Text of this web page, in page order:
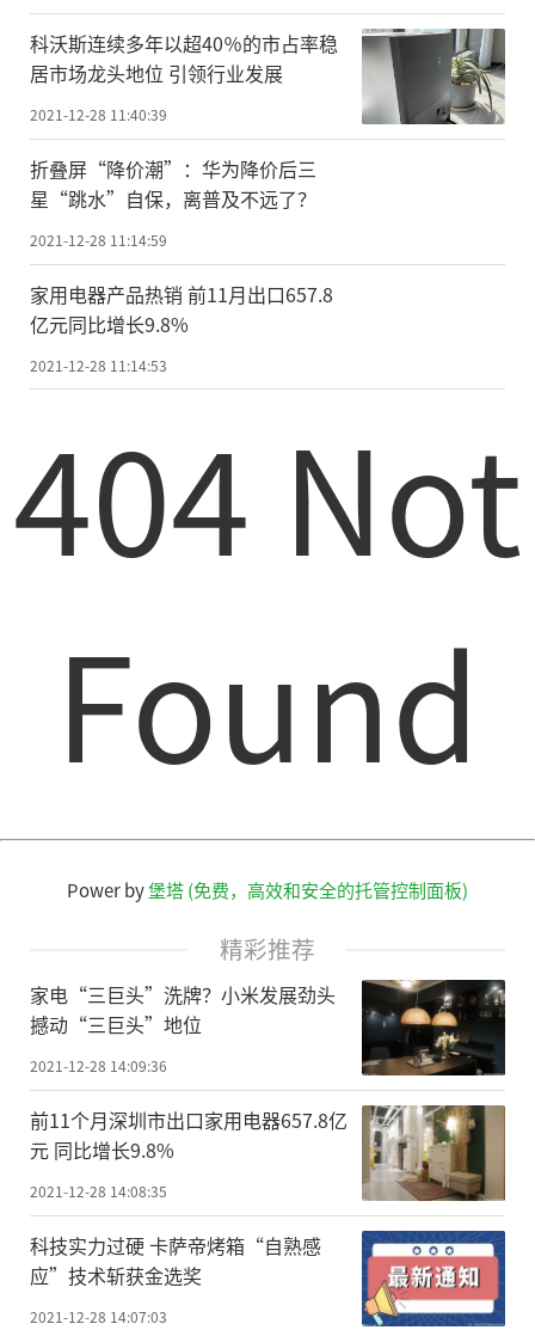
科沃斯连续多年以超40％的市占率稳
居市场龙头地位 引领行业发展
2021-12-28 11:40:39
折叠屏“降价潮”：华为降价后三
星“跳水”自保，离普及不远了？
2021-12-28 11:14:59
家用电器产品热销 前11月出口657.8
亿元同比增长9.8%
2021-12-28 11:14:53
404 Not
Found
Power by堡塔 (免费，高效和安全的托管控制面板)
精彩推荐
家电“三巨头”洗牌？小米发展劲头
撼动“三巨头”地位
2021-12-28 14:09:36
前11个月深圳市出口家用电器657.8亿
元 同比增长9.8%
2021-12-28 14:08:35
科技实力过硬 卡萨帝烤箱“自熟感
应”技术斩获金选奖
2021-12-28 14:07:03